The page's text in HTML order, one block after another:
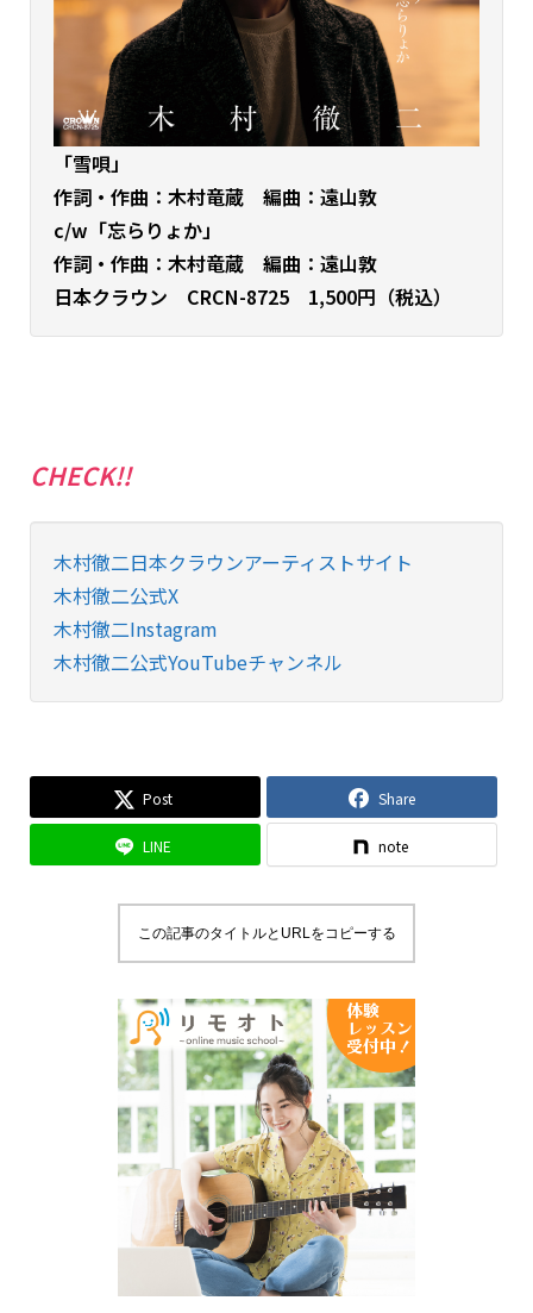
「雪唄」
作詞・作曲：木村竜蔵 編曲：遠山敦
c/w「忘らりょか」
作詞・作曲：木村竜蔵 編曲：遠山敦
日本クラウン CRCN-8725 1,500円（税込）
CHECK!!
木村徹二日本クラウンアーティストサイト
木村徹二公式X
木村徹二Instagram
木村徹二公式YouTubeチャンネル
Post Share
LINE note
この記事のタイトルとURLをコピーする